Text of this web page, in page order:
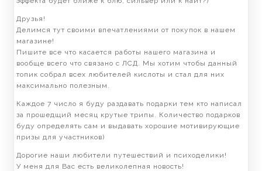
Друзья!
Делимся тут своими впечатлениями от покупок в нашем
магазине!
Пишите все что касается работы нашего магазина и
вообще всего что связано с ЛСД. Мы хотим чтобы данный
топик собрал всех любителей кислоты и стал для них
максимально полезным.
Каждое 7 число я буду раздавать подарки тем кто написал
за прошедщий месяц крутые трипы. Количество подарков
буду определять сам и выдавать хорошие мотивирующие
призы для участников)
Дорогие наши любители путешествий и психоделики!
У меня для Вас есть великолепная новость!